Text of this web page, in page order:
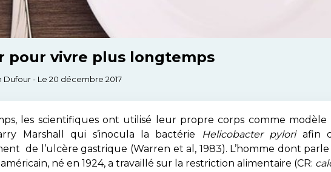
pour vivre plus longtemps
Dufour - Le 20 décembre 2017
les scientifiques ont utilisé leur propre corps comme
Marshall qui s’inocula la bactérie
Helicobacter pylori afin
de l’ulcère gastrique (Warren et al, 1983). L’homme dont
né en 1924, a travaillé sur la restriction alimentaire (CR: